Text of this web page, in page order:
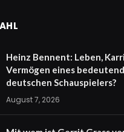
Heinz Bennent: Leben,
Vermögen eines
deutschen Schauspielers?
August 7, 2026